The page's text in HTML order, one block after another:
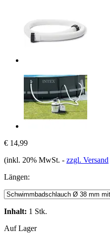
€ 14,99
(inkl. 20% MwSt. - zzgl. Versand
Längen:
Inhalt: 1 Stk.
Auf Lager